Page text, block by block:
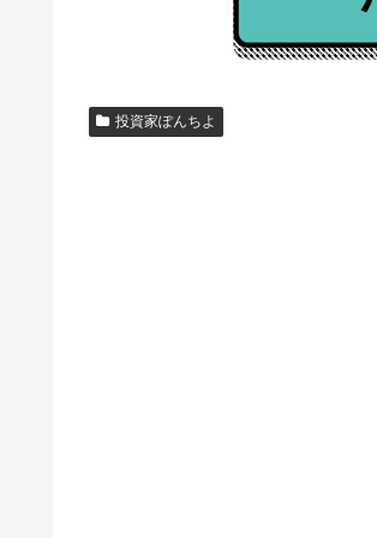
投資家ぽんちよ